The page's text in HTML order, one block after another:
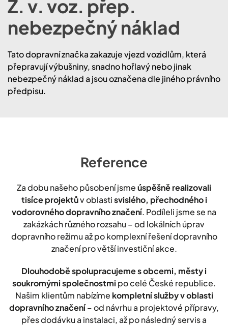
Z. v. voz. přep.
nebezpečný náklad
Tato dopravní značka zakazuje vjezd vozidlům, která
přepravují výbušniny, snadno hořlavý nebo jinak
nebezpečný náklad a jsou označena dle jiného právního
předpisu.
Reference
Za dobu našeho působení jsmeúspěšně realizovali
tisíce projektův oblastisvislého, přechodného i
vodorovného dopravního značení. Podíleli jsme se na
zakázkách různého rozsahu – od lokálních úprav
dopravního režimu až po komplexní řešení dopravního
značení pro větší investiční akce.
Dlouhodobě spolupracujeme s obcemi, městy i
soukromými společnostmi po celé České republice.
Našim klientům nabízíme kompletní služby v oblasti
dopravního značení– od návrhu a projektové přípravy,
přes dodávku a instalaci, až po následný servis a